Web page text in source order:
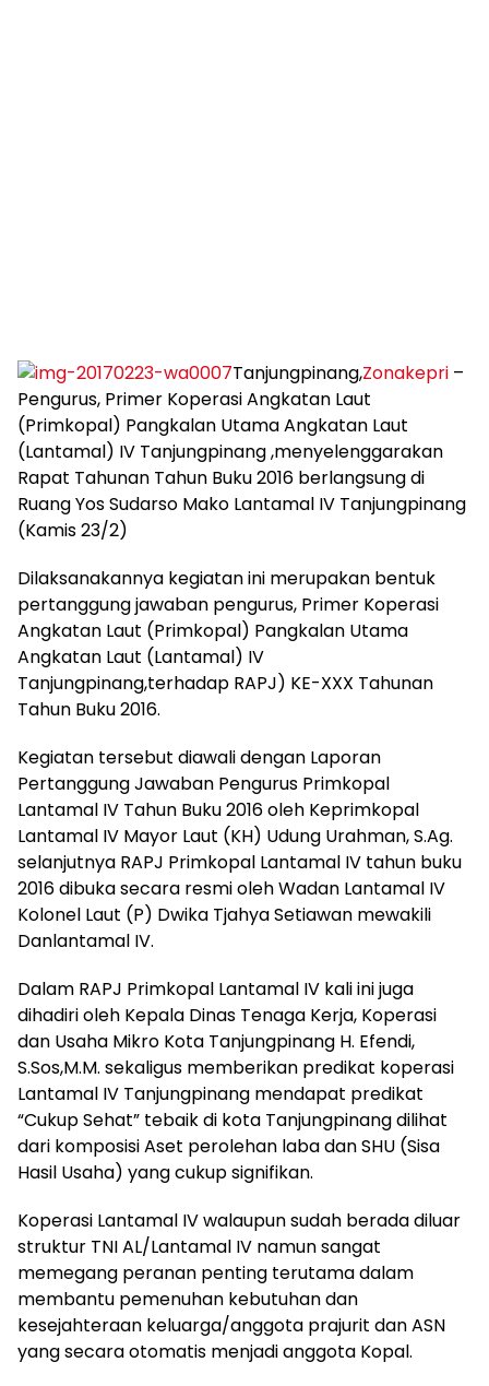
Tanjungpinang,Zonakepri –
Pengurus, Primer Koperasi Angkatan Laut
(Primkopal) Pangkalan Utama Angkatan Laut
(Lantamal) IV Tanjungpinang ,menyelenggarakan
Rapat Tahunan Tahun Buku 2016 berlangsung di
Ruang Yos Sudarso Mako Lantamal IV Tanjungpinang
(Kamis 23/2)
Dilaksanakannya kegiatan ini merupakan bentuk
pertanggung jawaban pengurus, Primer Koperasi
Angkatan Laut (Primkopal) Pangkalan Utama
Angkatan Laut (Lantamal) IV
Tanjungpinang,terhadap RAPJ) KE-XXX Tahunan
Tahun Buku 2016.
Kegiatan tersebut diawali dengan Laporan
Pertanggung Jawaban Pengurus Primkopal
Lantamal IV Tahun Buku 2016 oleh Keprimkopal
Lantamal IV Mayor Laut (KH) Udung Urahman, S.Ag.
selanjutnya RAPJ Primkopal Lantamal IV tahun buku
2016 dibuka secara resmi oleh Wadan Lantamal IV
Kolonel Laut (P) Dwika Tjahya Setiawan mewakili
Danlantamal IV.
Dalam RAPJ Primkopal Lantamal IV kali ini juga
dihadiri oleh Kepala Dinas Tenaga Kerja, Koperasi
dan Usaha Mikro Kota Tanjungpinang H. Efendi,
S.Sos,M.M. sekaligus memberikan predikat koperasi
Lantamal IV Tanjungpinang mendapat predikat
“Cukup Sehat” tebaik di kota Tanjungpinang dilihat
dari komposisi Aset perolehan laba dan SHU (Sisa
Hasil Usaha) yang cukup signifikan.
Koperasi Lantamal IV walaupun sudah berada diluar
struktur TNI AL/Lantamal IV namun sangat
memegang peranan penting terutama dalam
membantu pemenuhan kebutuhan dan
kesejahteraan keluarga/anggota prajurit dan ASN
yang secara otomatis menjadi anggota Kopal.